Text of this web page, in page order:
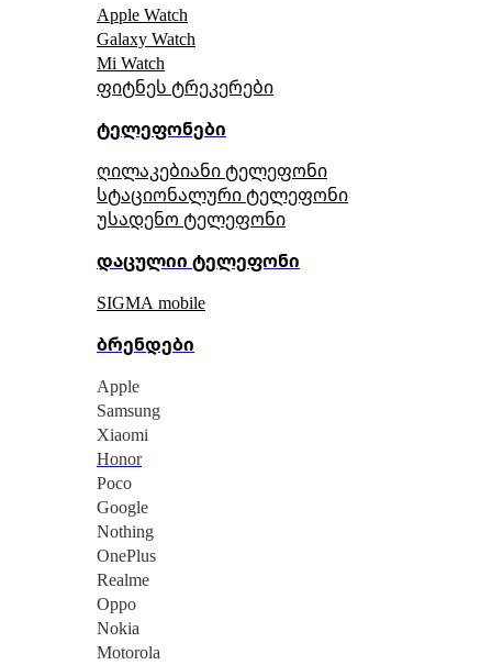
Apple Watch
Galaxy Watch
Mi Watch
ფიტნეს ტრეკერები
ტელეფონები
ღილაკებიანი ტელეფონი
სტაციონალური ტელეფონი
უსადენო ტელეფონი
დაცულიი ტელეფონი
SIGMA mobile
ბრენდები
Apple
Samsung
Xiaomi
Honor
Poco
Google
Nothing
OnePlus
Realme
Oppo
Nokia
Motorola